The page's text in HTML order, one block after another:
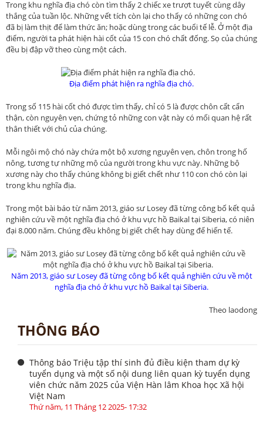
Trong khu nghĩa địa chó còn tìm thấy 2 chiếc xe trượt tuyết cùng dây
thắng của tuần lộc. Những vết tích còn lại cho thấy có những con chó
đã bị làm thịt để làm thức ăn; hoặc dùng trong các buổi tế lễ. Ở một địa
điểm, người ta phát hiện hài cốt của 15 con chó chất đống. Sọ của chúng
đều bị đập vỡ theo cùng một cách.
Địa điểm phát hiện ra nghĩa địa chó.
Trong số 115 hài cốt chó được tìm thấy, chỉ có 5 là được chôn cất cẩn
thận, còn nguyên vẹn, chứng tỏ những con vật này có mối quan hệ rất
thân thiết với chủ của chúng.
Mỗi ngôi mộ chó này chứa một bộ xương nguyên vẹn, chôn trong hố
nông, tương tự những mộ của người trong khu vực này. Những bộ
xương này cho thấy chúng không bị giết chết như 110 con chó còn lại
trong khu nghĩa địa.
Trong một bài báo từ năm 2013, giáo sư Losey đã từng công bố kết quả
nghiên cứu về một nghĩa địa chó ở khu vực hồ Baikal tại Siberia, có niên
đại 8.000 năm. Chúng đều không bị giết chết hay dùng để hiến tế.
Năm 2013, giáo sư Losey đã từng công bố kết quả nghiên cứu về một
nghĩa địa chó ở khu vực hồ Baikal tại Siberia.
Theo laodong
THÔNG BÁO
Thông báo Triệu tập thí sinh đủ điều kiện tham dự kỳ
tuyển dụng và một số nội dung liên quan kỳ tuyển dụng
viên chức năm 2025 của Viện Hàn lâm Khoa học Xã hội
Việt Nam
Thứ năm, 11 Tháng 12 2025- 17:32